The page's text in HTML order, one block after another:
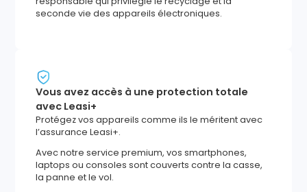
seconde vie des appareils électroniques.
Vous avez accès à une protection totale
avec Leasi+
Protégez vos appareils comme ils le méritent avec
l’assurance Leasi+.
Avec notre service premium, vos smartphones,
laptops ou consoles sont couverts contre la casse,
la panne et le vol.